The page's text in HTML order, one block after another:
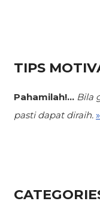
TIPS
Pahamilah!... Bila
pasti dapat diraih.